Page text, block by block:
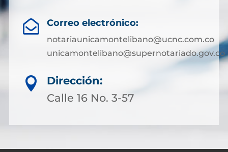
 Correo electrónico:
notariaunicamontelibano@ucnc.com.co
unicamontelibano@supernotariado.gov.co

Dirección:
Calle 16 No. 3-57